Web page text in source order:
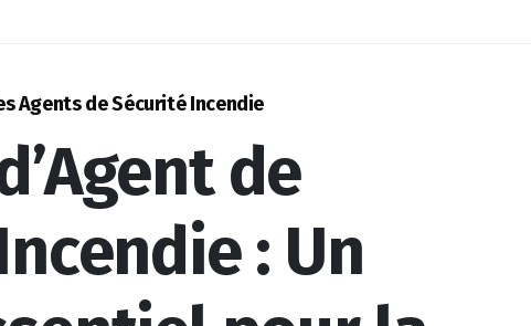
Agents de Sécurité Incendie
de
: Un